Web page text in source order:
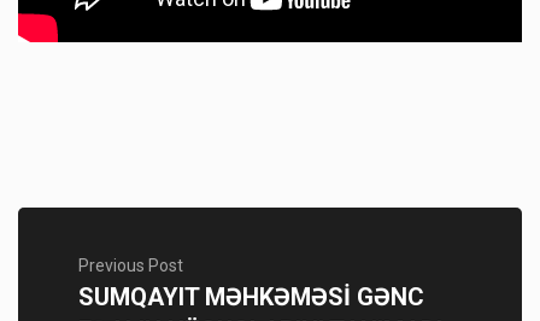
Previous Post
SUMQAYIT MƏHKƏMƏSİ GƏNC